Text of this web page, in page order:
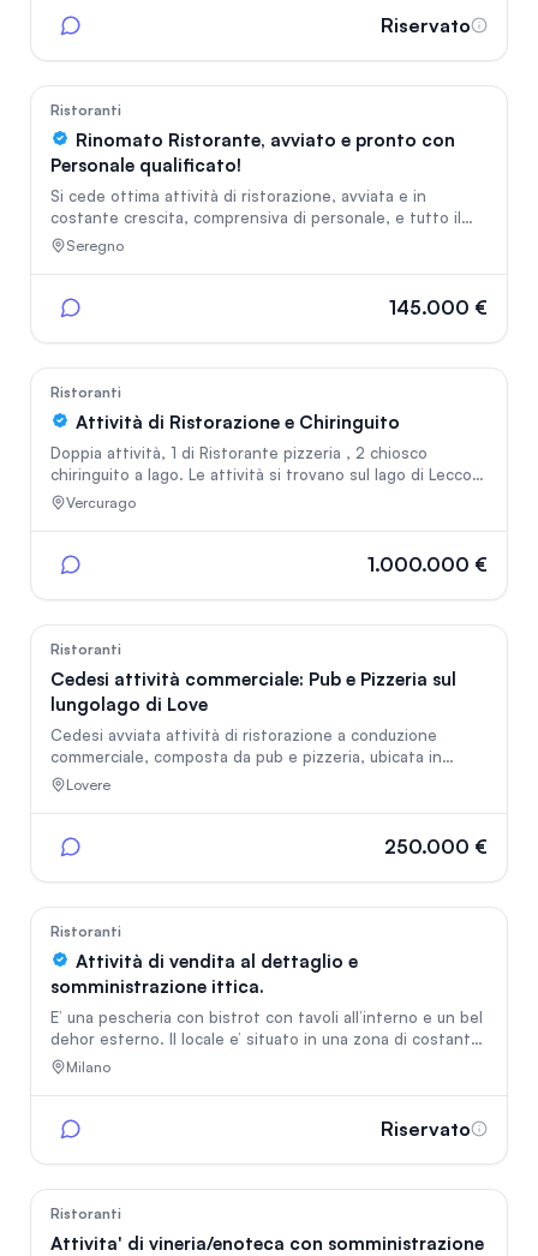
giardino immerso nel verde. Caratteristiche principali: •
facilmente accessibile e con parcheggi disponibili.
Completamente nuovo ! Una delle location più belle
Riservato
In vetrina
Ristoranti
Rinomato Ristorante, avviato e pronto con
Personale qualificato!
Si cede ottima attività di ristorazione, avviata e in
costante crescita, comprensiva di personale, e tutto il
necessario "pronta all'uso", senza necessità di ulteriori
sforzi e investimenti. Si offre eventuale affiancamento in
apprezzato nella zona, ma anche nella Brianza. Dispone di
Cucina spaziosa e zona ripostiglio. Ulteriori dettagli SOLO
a Realmente Interessati.
Seregno
145.000 €
In vetrina
Ristoranti
Attività di Ristorazione e Chiringuito
Doppia attività, 1 di Ristorante pizzeria , 2 chiosco
chiringuito a lago. Le attività si trovano sul lago di Lecco
con ampi parcheggi liberi. La mole di lavoro aumenta
notevolmente nei mesi primaverili e estivi. La capienza
possono chiudere, e oltre 200 al coperto. Il chiosco ha
all aperto, direttamente sulla ciclopedonale Adda. L
attività non ha debiti ma in continuo migliorament
Vercurago
1.000.000 €
Ristoranti
Cedesi attività commerciale: Pub e Pizzeria sul
lungolago di Love
Cedesi avviata attività di ristorazione a conduzione
commerciale, composta da pub e pizzeria, ubicata in
posizione strategica fronte lago a Lovere. L’esercizio
Prezzo e condizioni economiche: da definire in sede di
richiesta di documentazione e visite riservate, contattare
il numero +39 346 882 3751 (preferibilmente orari lavor
Lovere
250.000 €
Ristoranti
Attività di vendita al dettaglio e
somministrazione ittica.
E’ una pescheria con bistrot con tavoli all’interno e un bel
dehor esterno. Il locale e’ situato in una zona di costante
espansione e di forte passaggio.
Milano
Riservato
Ristoranti
Attivita' di vineria/enoteca con somministrazione